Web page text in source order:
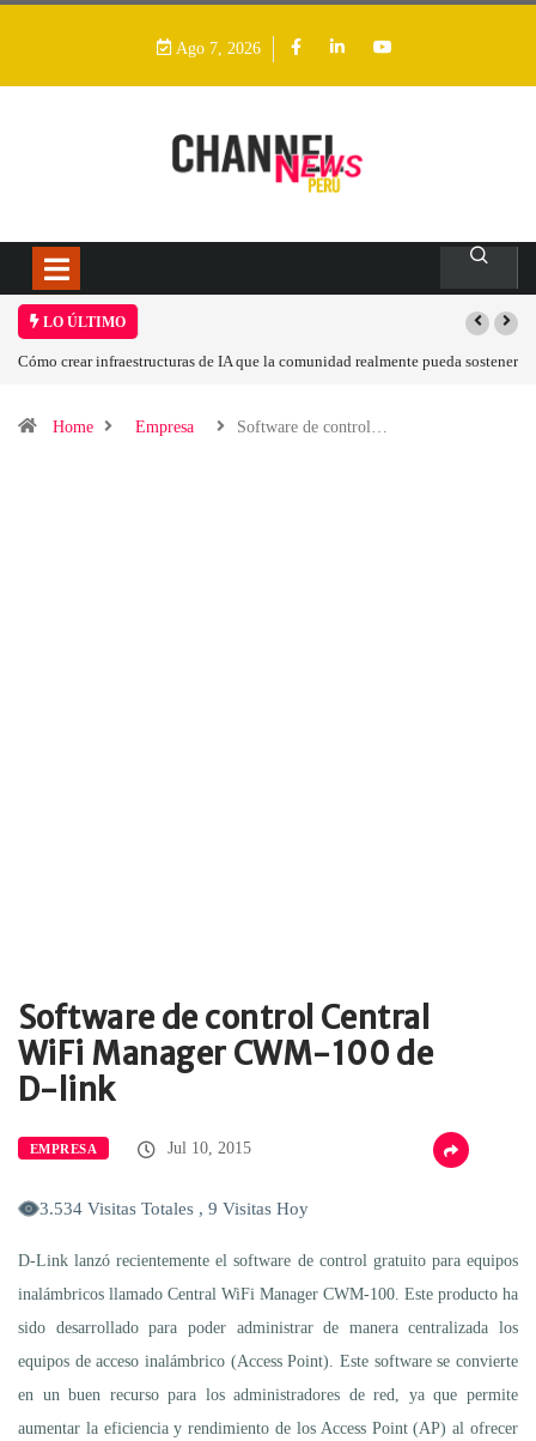
Ago 7, 2026
LO ÚLTIMO
sostenerLas tarjetas gráficas RDNA 5 ya están en fase avanzada de desarrollo
Home Empresa Software de control…
Software de control Central
WiFi Manager CWM-100 de
D-link
EMPRESA Jul 10, 2015
3.534 Visitas Totales , 9 Visitas Hoy
D-Link lanzó recientemente el software de control gratuito para equipos
inalámbricos llamado Central WiFi Manager CWM-100. Este producto ha
sido desarrollado para poder administrar de manera centralizada los
equipos de acceso inalámbrico (Access Point). Este software se convierte
en un buen recurso para los administradores de red, ya que permite
aumentar la eficiencia y rendimiento de los Access Point (AP) al ofrecer